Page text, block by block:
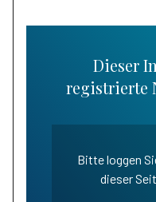
Dieser
registrierte
Bitte loggen
dieser